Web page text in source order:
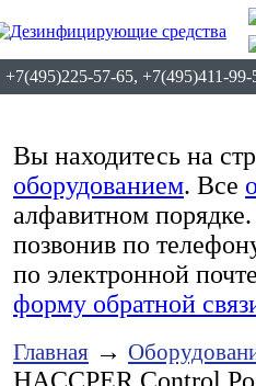
+7(495)225-57-65, +7(495)411-99-
Вы находитесь на
оборудованием. Все
алфавитном
позвонив по
по электронной
форму обратной
Главная →